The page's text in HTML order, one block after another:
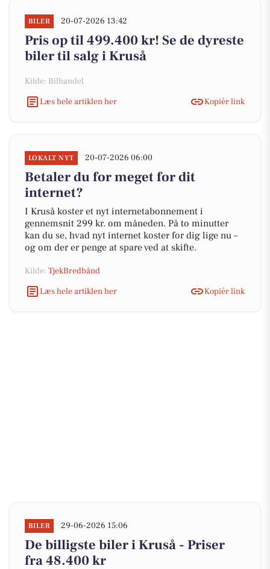
BILER 20-07-2026 13:42
Pris op til 499.400 kr! Se de dyreste
biler til salg i Kruså
Kilde: Bilhandel
Læs hele artiklen her
Kopiér link
LOKALT NYT 20-07-2026 06:00
Betaler du for meget for dit
internet?
I Kruså koster et nyt internetabonnement i
gennemsnit 299 kr. om måneden. På to minutter
kan du se, hvad nyt internet koster for dig lige nu –
og om der er penge at spare ved at skifte.
Kilde: TjekBredbånd
Læs hele artiklen her
Kopiér link
BILER 29-06-2026 15:06
De billigste biler i Kruså - Priser
fra 48.400 kr